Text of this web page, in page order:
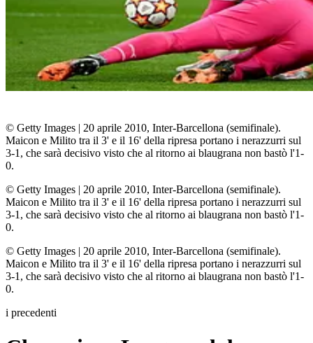
© Getty Images | 20 aprile 2010, Inter-Barcellona (semifinale).
Maicon e Milito tra il 3' e il 16' della ripresa portano i nerazzurri sul
3-1, che sarà decisivo visto che al ritorno ai blaugrana non bastò l'1-
0.
© Getty Images | 20 aprile 2010, Inter-Barcellona (semifinale).
Maicon e Milito tra il 3' e il 16' della ripresa portano i nerazzurri sul
3-1, che sarà decisivo visto che al ritorno ai blaugrana non bastò l'1-
0.
© Getty Images | 20 aprile 2010, Inter-Barcellona (semifinale).
Maicon e Milito tra il 3' e il 16' della ripresa portano i nerazzurri sul
3-1, che sarà decisivo visto che al ritorno ai blaugrana non bastò l'1-
0.
i precedenti